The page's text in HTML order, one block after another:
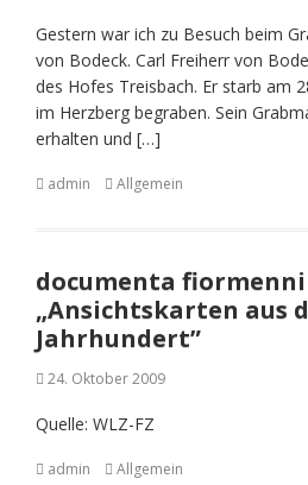
Gestern war ich zu Besuch beim
von Bodeck. Carl Freiherr von
des Hofes Treisbach. Er starb am
im Herzberg begraben. Sein
erhalten und […]
admin Allgemein
documenta fiormenni
„Ansichtskarten aus
Jahrhundert”
24. Oktober 2009
Quelle: WLZ-FZ
admin Allgemein